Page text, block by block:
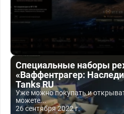
Специальные наборы
«Ваффентрагер:
Tanks RU
Уже можно покупать и
можете...
26 сентября 2022 г.